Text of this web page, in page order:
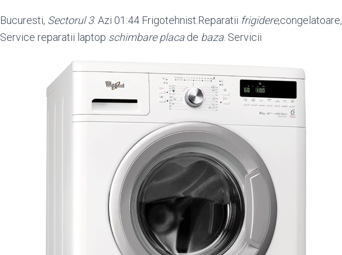
Bucuresti, Sectorul 3. Azi 01:44 Frigotehnist.Reparatii frigidere,congelatoare,
Service reparatii laptop schimbare placa de baza . Servicii